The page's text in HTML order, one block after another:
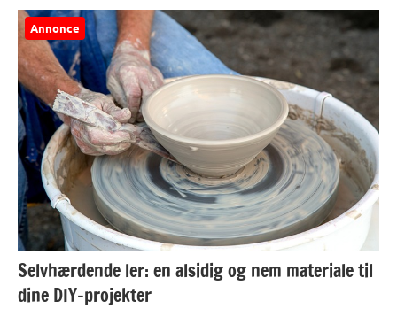
Annonce
Selvhærdende ler: en alsidig og nem materiale til
dine DIY-projekter